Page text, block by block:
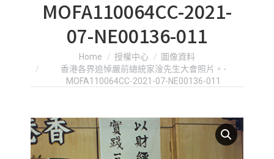
MOFA110064CC-2021-
07-NE00136-011
You are here:Home 授權中心
圖像資料
香港各界追悼嚴前總統家淦先生大會照片。-
MOFA110064CC-2021-07-NE00136-011